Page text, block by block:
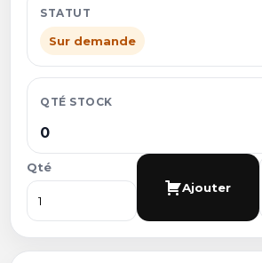
STATUT
Sur demande
QTÉ STOCK
0
Qté
Ajouter